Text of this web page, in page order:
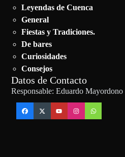
Leyendas de Cuenca
General
Fiestas y Tradiciones.
De bares
Curiosidades
Consejos
Datos de Contacto
Responsable: Eduardo Mayordono